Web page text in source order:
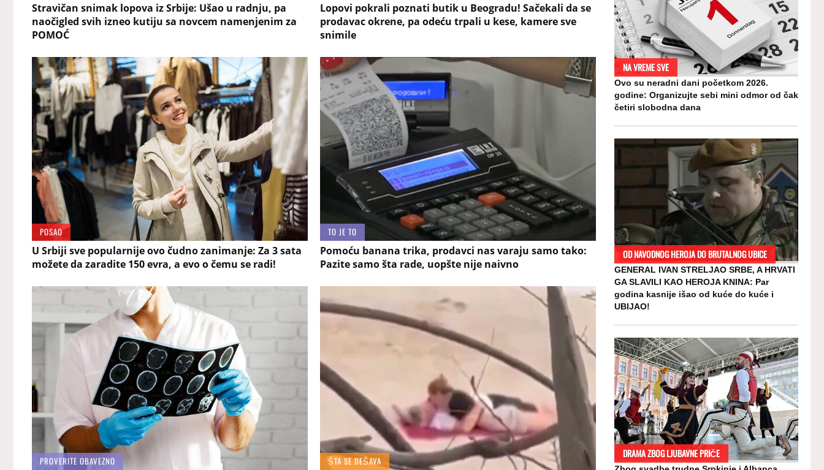
Stravičan snimak lopova iz Srbije: Ušao u radnju, pa
naočigled svih izneo kutiju sa novcem namenjenim za
POMOĆ
Lopovi pokrali poznati butik u Beogradu! Sačekali da se
prodavac okrene, pa odeću trpali u kese, kamere sve
snimile
POSAO
U Srbiji sve popularnije ovo čudno zanimanje: Za 3 sata
možete da zaradite 150 evra, a evo o čemu se radi!
TO JE TO
Pomoću banana trika, prodavci nas varaju samo tako:
Pazite samo šta rade, uopšte nije naivno
PROVERITE OBAVEZNO ŠTA SE DEŠAVA
NA VREME SVE
Ovo su neradni dani početkom 2026.
godine: Organizujte sebi mini odmor od čak
četiri slobodna dana
OD NAVODNOG HEROJA DO BRUTALNOG UBICE
GENERAL IVAN STRELJAO SRBE, A HRVATI
GA SLAVILI KAO HEROJA KNINA: Par
godina kasnije išao od kuće do kuće i
UBIJAO!
DRAMA ZBOG LJUBAVNE PRIČE